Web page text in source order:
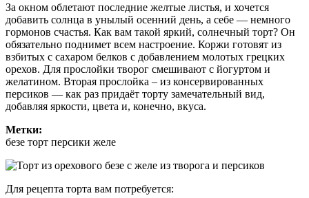
За окном облетают последние желтые листья, и хочется
добавить солнца в унылый осенний день, а себе — немного
гормонов счастья. Как вам такой яркий, солнечный торт? Он
обязательно поднимет всем настроение. Коржи готовят из
взбитых с сахаром белков с добавлением молотых грецких
орехов. Для прослойки творог смешивают с йогуртом и
желатином. Вторая прослойка – из консервированных
персиков — как раз придаёт торту замечательный вид,
добавляя яркости, цвета и, конечно, вкуса.
Метки:
безе торт персики желе
Для рецепта торта вам потребуется: